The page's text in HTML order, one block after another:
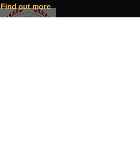
Find out more